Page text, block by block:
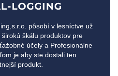
LOGGING
pôsobí v lesníctve už
škálu produktov pre
účely a Profesionálne
je aby ste dostali ten
produkt.